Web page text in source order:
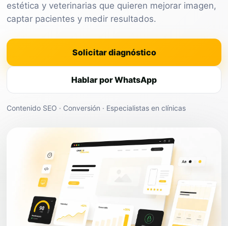
estética y veterinarias que quieren mejorar imagen,
captar pacientes y medir resultados.
Solicitar diagnóstico
Hablar por WhatsApp
Contenido SEO · Conversión · Especialistas en clínicas